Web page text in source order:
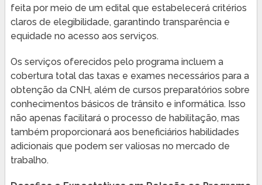
feita por meio de um edital que estabelecerá critérios
claros de elegibilidade, garantindo transparência e
equidade no acesso aos serviços.
Os serviços oferecidos pelo programa incluem a
cobertura total das taxas e exames necessários para a
obtenção da CNH, além de cursos preparatórios sobre
conhecimentos básicos de trânsito e informática. Isso
não apenas facilitará o processo de habilitação, mas
também proporcionará aos beneficiários habilidades
adicionais que podem ser valiosas no mercado de
trabalho.